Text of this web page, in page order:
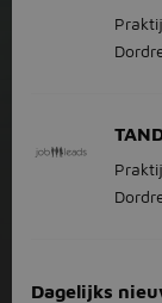
Dagelijks